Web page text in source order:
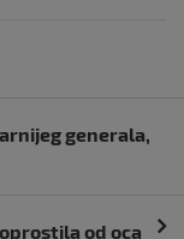
generala,
od oca